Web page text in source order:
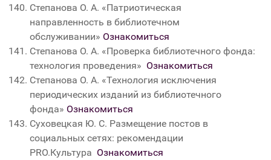
Степанова О. А. «Патриотическая
направленность в библиотечном
обслуживании» Ознакомиться
Степанова О. А. «Проверка библиотечного фонда:
технология проведения» Ознакомиться
Степанова О. А. «Технология исключения
периодических изданий из библиотечного
фонда» Ознакомиться
Суховецкая Ю. С. Размещение постов в
социальных сетях: рекомендации
PRO.Культура Ознакомиться